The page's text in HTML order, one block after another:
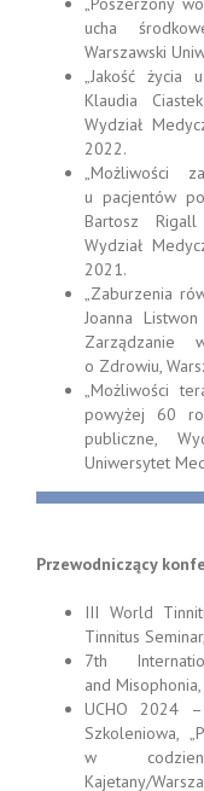
ucha
Warszawski
„Jakość życia
Klaudia
Wydział
2022.
„Możliwości
u pacjentów
Bartosz
Wydział
2021.
„Zaburzenia
Joanna
Zarządzanie
o Zdrowiu,
„Możliwości
powyżej 60
publiczne,
Uniwersytet
Przewodniczący
III World
Tinnitus
7th
and
UCHO 2024 –
Szkoleniowa,
w
Kajetany/